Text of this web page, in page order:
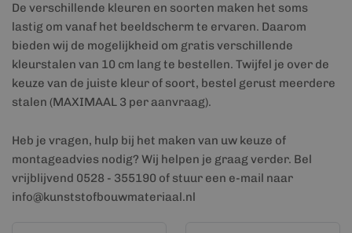
De verschillende kleuren en soorten maken het soms
lastig om vanaf het beeldscherm te ervaren. Daarom
bieden wij de mogelijkheid om gratis verschillende
kleurstalen van 10 cm lang te bestellen. Twijfel je over de
keuze van de juiste kleur of soort, bestel gerust meerdere
stalen (MAXIMAAL 3 per aanvraag).
Heb je vragen, hulp bij het maken van uw keuze of
montageadvies nodig? Wij helpen je graag verder. Bel
vrijblijvend 0528 - 355190 of stuur een e-mail naar
info@kunststofbouwmateriaal.nl